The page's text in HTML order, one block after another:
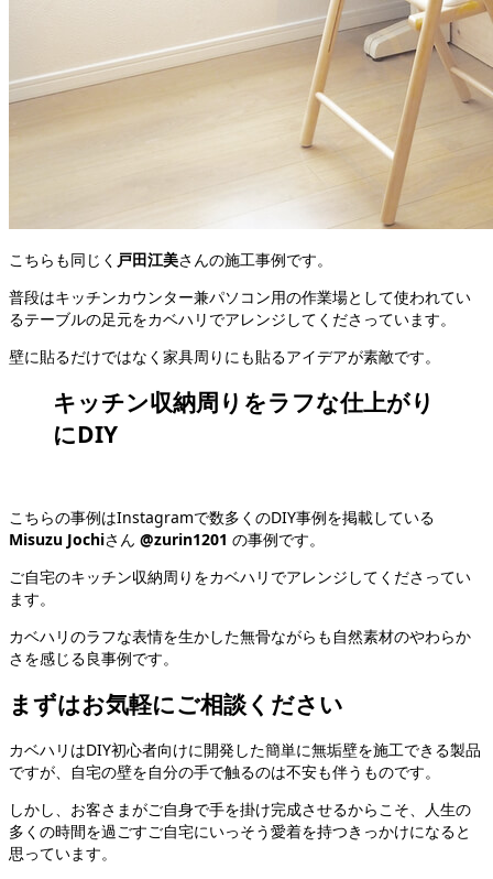
こちらも同じく 戸田江美さんの施工事例です。
普段はキッチンカウンター兼パソコン用の作業場として使われてい
るテーブルの足元をカベハリでアレンジしてくださっています。
壁に貼るだけではなく家具周りにも貼るアイデアが素敵です。
キッチン収納周りをラフな仕上がり
にDIY
こちらの事例はInstagramで数多くのDIY事例を掲載している
Misuzu Jochiさん @zurin1201 の事例です。
ご自宅のキッチン収納周りをカベハリでアレンジしてくださってい
ます。
カベハリのラフな表情を生かした無骨ながらも自然素材のやわらか
さを感じる良事例です。
まずはお気軽にご相談ください
カベハリはDIY初心者向けに開発した簡単に無垢壁を施工できる製品
ですが、自宅の壁を自分の手で触るのは不安も伴うものです。
しかし、お客さまがご自身で手を掛け完成させるからこそ、人生の
多くの時間を過ごすご自宅にいっそう愛着を持つきっかけになると
思っています。